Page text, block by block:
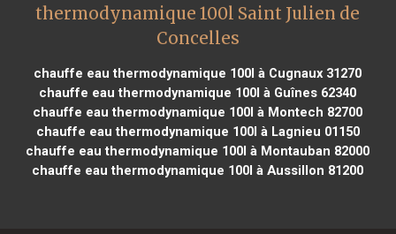
thermodynamique 100l Saint Julien de
Concelles
chauffe eau thermodynamique 100l à Cugnaux 31270
chauffe eau thermodynamique 100l à Guînes 62340
chauffe eau thermodynamique 100l à Montech 82700
chauffe eau thermodynamique 100l à Lagnieu 01150
chauffe eau thermodynamique 100l à Montauban 82000
chauffe eau thermodynamique 100l à Aussillon 81200